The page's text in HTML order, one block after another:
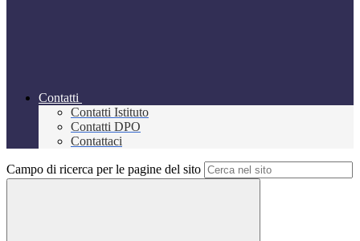
Contatti
Contatti Istituto
Contatti DPO
Contattaci
Campo di ricerca per le pagine del sito